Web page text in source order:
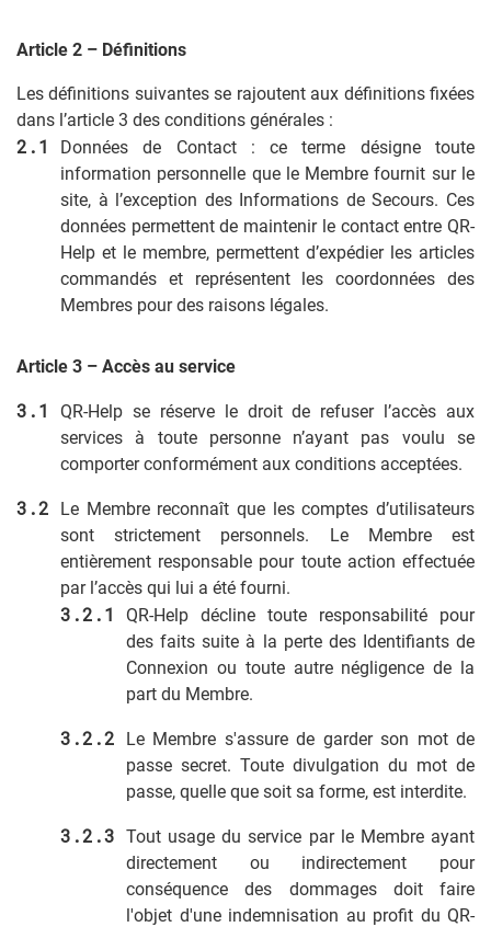
Article 2 – Définitions
Les définitions suivantes se rajoutent aux définitions fixées
dans l’article 3 des conditions générales :
Données de Contact : ce terme désigne toute
information personnelle que le Membre fournit sur le
site, à l’exception des Informations de Secours. Ces
données permettent de maintenir le contact entre QR-
Help et le membre, permettent d’expédier les articles
commandés et représentent les coordonnées des
Membres pour des raisons légales.
Article 3 – Accès au service
QR-Help se réserve le droit de refuser l’accès aux
services à toute personne n’ayant pas voulu se
comporter conformément aux conditions acceptées.
Le Membre reconnaît que les comptes d’utilisateurs
sont strictement personnels. Le Membre est
entièrement responsable pour toute action effectuée
par l’accès qui lui a été fourni.
QR-Help décline toute responsabilité pour
des faits suite à la perte des Identifiants de
Connexion ou toute autre négligence de la
part du Membre.
Le Membre s'assure de garder son mot de
passe secret. Toute divulgation du mot de
passe, quelle que soit sa forme, est interdite.
Tout usage du service par le Membre ayant
directement ou indirectement pour
conséquence des dommages doit faire
l'objet d'une indemnisation au profit du QR-